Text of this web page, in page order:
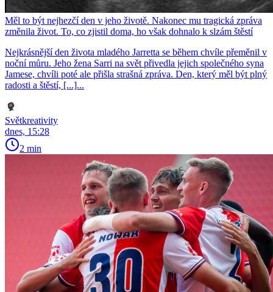
Měl to být nejhezčí den v jeho životě. Nakonec mu tragická zpráva
změnila život. To, co zjistil doma, ho však dohnalo k slzám štěstí
Nejkrásnější den života mladého Jarretta se během chvíle přeměnil v
noční můru. Jeho žena Sarri na svět přivedla jejich společného syna
Jamese, chvíli poté ale přišla strašná zpráva. Den, který měl být plný
radosti a štěstí, [...]...
Světkreativity
dnes, 15:28
2 min